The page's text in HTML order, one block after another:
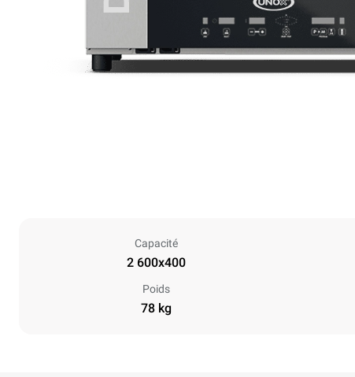
Capacité
2 600x400
Poids
78 kg